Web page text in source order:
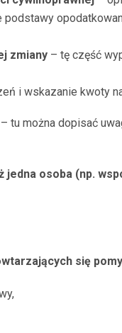
podstawy
zmiany – tę część
i wskazanie kwoty
– tu można dopisać
osoba (np.
się